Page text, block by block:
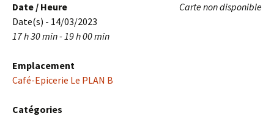
Carte non disponible
Date / Heure
Date(s) - 14/03/2023
17 h 30 min - 19 h 00 min
Emplacement
Café-Epicerie Le PLAN B
Catégories